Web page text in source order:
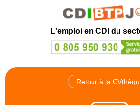
L'emploi en CDI du
Retour à la